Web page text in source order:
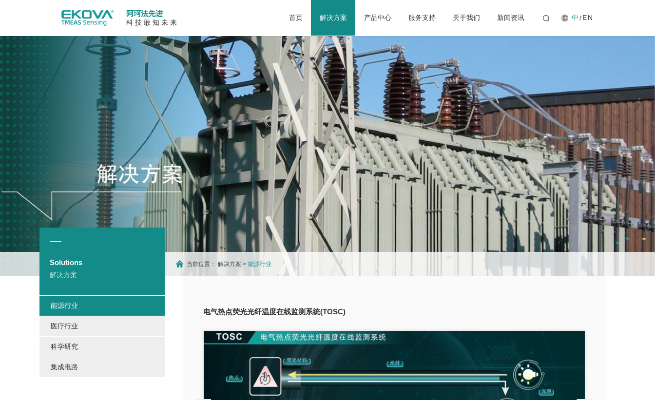
阿珂法先进
科 技 敢 知 未 来
首页 解决方案 产品中心 服务支持 关于我们 新闻资讯 中 EN
当前位置： 解决方案 > 能源行业
Solutions
解决方案
能源行业
医疗行业
科学研究
集成电路
电气热点荧光光纤温度在线监测系统(TOSC)